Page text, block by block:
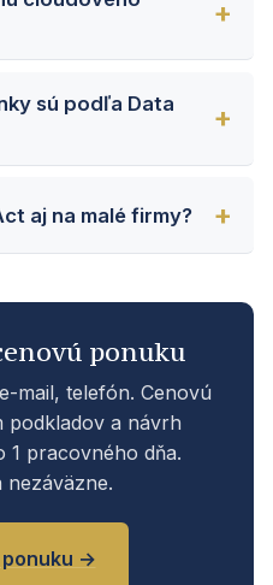
sú podľa Data
aj na malé firmy?
ponuku
mail, telefón. Cenovú
podkladov a návrh
1 pracovného dňa.
nezáväzne.
→